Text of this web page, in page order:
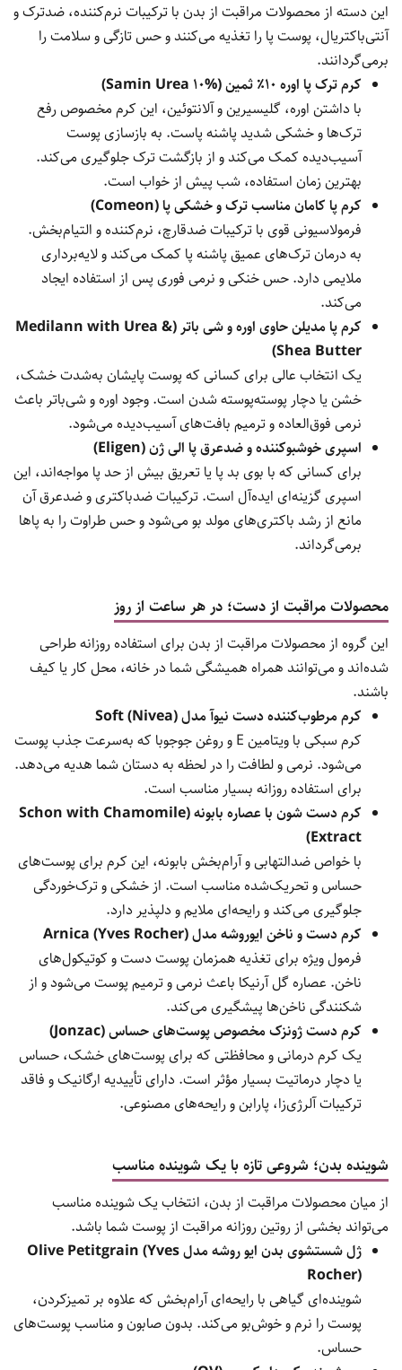
این دسته از محصولات مراقبت از بدن با ترکیبات نرم‌کننده، ضدترک و
آنتی‌باکتریال، پوست پا را تغذیه می‌کنند و حس تازگی و سلامت را
برمی‌گردانند.
کرم ترک پا اوره ۱۰٪ ثمین (Samin Urea 10%)
با داشتن اوره، گلیسیرین و آلانتوئین، این کرم مخصوص رفع
ترک‌ها و خشکی شدید پاشنه پاست. به بازسازی پوست
آسیب‌دیده کمک می‌کند و از بازگشت ترک جلوگیری می‌کند.
بهترین زمان استفاده، شب پیش از خواب است.
کرم پا کامان مناسب ترک و خشکی پا (Comeon)
فرمولاسیونی قوی با ترکیبات ضدقارچ، نرم‌کننده و التیام‌بخش.
به درمان ترک‌های عمیق پاشنه پا کمک می‌کند و لایه‌برداری
ملایمی دارد. حس خنکی و نرمی فوری پس از استفاده ایجاد
می‌کند.
کرم پا مدیلن حاوی اوره و شی باتر (Medilann with Urea &
Shea Butter)
یک انتخاب عالی برای کسانی که پوست پایشان به‌شدت خشک،
خشن یا دچار پوسته‌پوسته شدن است. وجود اوره و شی‌باتر باعث
نرمی فوق‌العاده و ترمیم بافت‌های آسیب‌دیده می‌شود.
اسپری خوشبوکننده و ضدعرق پا الی ژن (Eligen)
برای کسانی که با بوی بد پا یا تعریق بیش از حد پا مواجه‌اند، این
اسپری گزینه‌ای ایده‌آل است. ترکیبات ضدباکتری و ضدعرق آن
مانع از رشد باکتری‌های مولد بو می‌شود و حس طراوت را به پاها
برمی‌گرداند.
محصولات مراقبت از دست؛ در هر ساعت از روز
این گروه از محصولات مراقبت از بدن برای استفاده روزانه طراحی
شده‌اند و می‌توانند همراه همیشگی شما در خانه، محل کار یا کیف
باشند.
کرم مرطوب‌کننده دست نیوآ مدل Soft (Nivea)
کرم سبکی با ویتامین E و روغن جوجوبا که به‌سرعت جذب پوست
می‌شود. نرمی و لطافت را در لحظه به دستان شما هدیه می‌دهد.
برای استفاده روزانه بسیار مناسب است.
کرم دست شون با عصاره بابونه (Schon with Chamomile
Extract)
با خواص ضدالتهابی و آرام‌بخش بابونه، این کرم برای پوست‌های
حساس و تحریک‌شده مناسب است. از خشکی و ترک‌خوردگی
جلوگیری می‌کند و رایحه‌ای ملایم و دلپذیر دارد.
کرم دست و ناخن ایوروشه مدل Arnica (Yves Rocher)
فرمول ویژه برای تغذیه همزمان پوست دست و کوتیکول‌های
ناخن. عصاره گل آرنیکا باعث نرمی و ترمیم پوست می‌شود و از
شکنندگی ناخن‌ها پیشگیری می‌کند.
کرم دست ژونزک مخصوص پوست‌های حساس (Jonzac)
یک کرم درمانی و محافظتی که برای پوست‌های خشک، حساس
یا دچار درماتیت بسیار مؤثر است. دارای تأییدیه ارگانیک و فاقد
ترکیبات آلرژی‌زا، پارابن و رایحه‌های مصنوعی.
شوینده بدن؛ شروعی تازه با یک شوینده مناسب
از میان محصولات مراقبت از بدن، انتخاب یک شوینده مناسب
می‌تواند بخشی از روتین روزانه مراقبت از پوست شما باشد.
ژل شستشوی بدن ایو روشه مدل Olive Petitgrain (Yves
Rocher)
شوینده‌ای گیاهی با رایحه‌ای آرام‌بخش که علاوه بر تمیزکردن،
پوست را نرم و خوش‌بو می‌کند. بدون صابون و مناسب پوست‌های
حساس.